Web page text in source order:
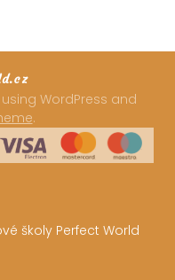
WordPress and
.
školy Perfect World